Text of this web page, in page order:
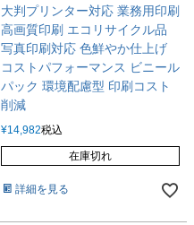
大判プリンター対応 業務用印刷
高画質印刷 エコリサイクル品
写真印刷対応 色鮮やか仕上げ
コストパフォーマンス ビニール
パック 環境配慮型 印刷コスト
削減
¥14,982税込
在庫切れ
詳細を見る